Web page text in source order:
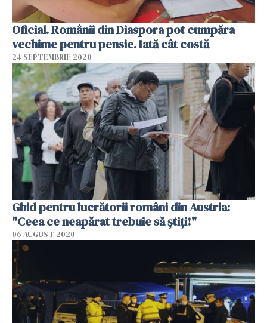
Oficial. Românii din Diaspora pot cumpăra
vechime pentru pensie. Iată cât costă
24 SEPTEMBRIE 2020
Ghid pentru lucrătorii români din Austria:
"Ceea ce neapărat trebuie să ştiţi!"
06 AUGUST 2020